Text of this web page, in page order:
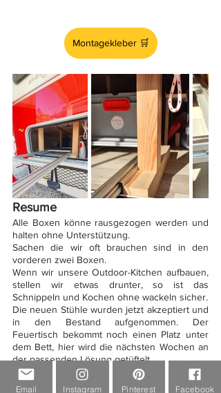
Montagekleber 🛒
Resume
Alle Boxen könne rausgezogen werden und
halten ohne Unterstützung.
Sachen die wir oft brauchen sind in den
vorderen zwei Boxen.
Wenn wir unsere Outdoor-Kitchen aufbauen,
stellen wir etwas drunter, so ist das
Schnippeln und Kochen ohne wackeln sicher.
Die neuen Stühle wurden jetzt akzeptiert und
in den Bestand aufgenommen. Der
Feuertisch bekommt noch einen Platz unter
dem Bett, hier wird die nächsten Wochen an
der passenden Lösung getüftelt.
Email Instagram Pinterest Facebook